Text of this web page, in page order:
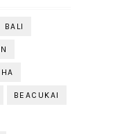
BALI
BEACUKAI